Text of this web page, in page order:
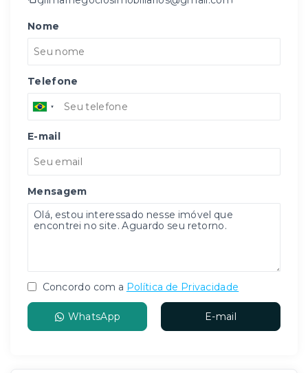
Nome
Telefone
E-mail
Mensagem
Concordo com a Política de Privacidade
WhatsApp E-mail